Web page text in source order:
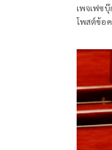
เพจเฟซบุ๊ก สถานการณ์ตะวันออกกลาง by ข่า
โพสต์ข้อความ เรื่อง !! อ่าวเ